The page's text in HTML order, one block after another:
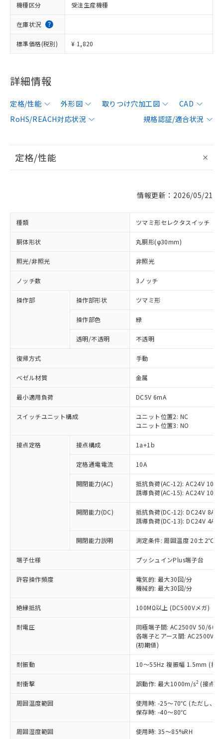
機種区分 受注生産機種
在庫状況
標準価格(税別) ¥ 1,820
詳細情報
定格/性能 外形図 取りつけ穴加工図
CAD
RoHS/REACH対応状況
規格認証/適合状況
定格/性能
情報更新：2026/05/21
種類 ツマミ形セレクタスイッチ
胴体形状 丸胴形(φ30mm)
照光/非照光 非照光
ノッチ数 3ノッチ
操作部 操作部形状 ツマミ形
操作部色 緑
透明/不透明 不透明
復帰方式 手動
ベゼル材質 金属
最小適用負荷 DC5V 6mA
スイッチユニット構成
ユニット位置2: NC
ユニット位置3: NO
接点定格 接点構成 1a+1b
定格通電電流 10A
開閉能力(AC)
抵抗負荷(AC-12): AC24V 10A/
誘導負荷(AC-15): AC24V
開閉能力(DC)
抵抗負荷(DC-12): DC24V 8A/
誘導負荷(DC-13): DC24V 4A/
開閉能力説明 測定条件: 周囲温度 20±2℃、
端子仕様 プッシュインPlus端子台
許容操作頻度
電気的: 最大30回/分
機械的: 最大30回/分
絶縁抵抗 100MΩ以上 (DC500Vメガ)
耐電圧
同極端子間: AC2500V 50/
各端子とアース間: AC2500V
(初期値)
耐振動 10～55Hz 複振幅 1.5mm (接
耐衝撃 誤動作: 最大1000m/s2 (接点
周囲温度範囲
使用時: -25～70℃ (ただし、氷
保存時: -40～80℃
周囲湿度範囲 使用時: 35～85%RH
ご利用条件
以下の条件をお読みいただき、同意のうえ
ご利用ください。
本サービスは、当社制御機器事業取扱
商品の当社在庫状況および標準価格
(税抜)を提供させていただくもので
当社制御機器事業取扱商品の中には、
本サービスの対象外となる商品もある
ことをご了承ください。
在庫状況および標準価格照会結果は、
記載している更新日時点での社内デー
タに基づき作成されるものであり、閲
覧された時点での実際の在庫および標
※1 対応状況
対応済み：EU RoHS指令（10物質）の
非含有に対応した製品が提供可能な商品で
対応予定：EU RoHS指令（10物質）の非含
有に対応した製品に切り替える予定のある
商品です。
対応予定なし：EU RoHS指令（10物質）の
非含有に非対応の商品で、対応品を出す予
定はありません。
調査・確認中：EU RoHS指令（10物質）の
非含有の対応状況を調査中または確認中の
非該当品：ライセンス料など無形物で、有
害物質有無と関係のない商品です。
仕入先様の事情により、非含有部品として
いたものが、含有品と判明した場合などや
むを得ず変更することがあります。
ミウム(Cd) 100ppm以下、
「○」：最大均質材料含有率が中国RoHSの
基準値以下であることを示します。
「×」：最大均質材料含有率が中国RoHSの
基準値を超えていることを示します。
「－」：未確認です。当社販売部門へお問
い合わせください。
Pb(鉛) :1000ppm、 Hg(水銀) : 1000ppm、 Cd(カドミウ
当社は、これら貴社製品のうち、外国
為替および外国貿易法に定める商品
（以下｢規制貨物等」という）を輸出
または国外への提供する場合は、日本
国政府の輸出許可(または役務取引許
号